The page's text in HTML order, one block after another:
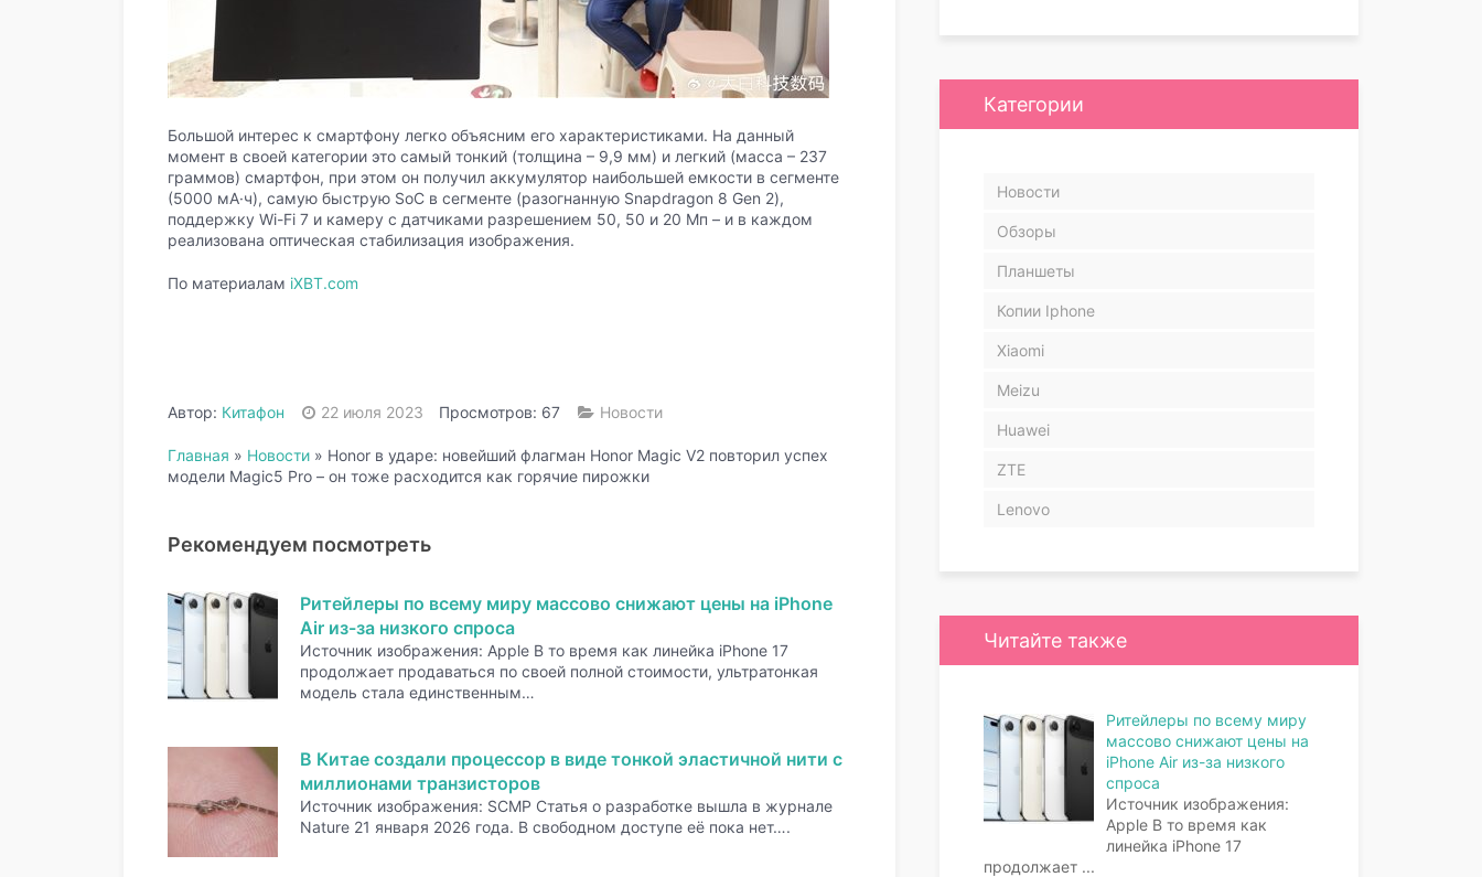
Большой интерес к смартфону легко объясним его характеристиками. На данный
момент в своей категории это самый тонкий (толщина – 9,9 мм) и легкий (масса – 237
граммов) смартфон, при этом он получил аккумулятор наибольшей емкости в сегменте
(5000 мА·ч), самую быструю SoC в сегменте (разогнанную Snapdragon 8 Gen 2),
поддержку Wi-Fi 7 и камеру с датчиками разрешением 50, 50 и 20 Мп – и в каждом
реализована оптическая стабилизация изображения.
По материалам iXBT.com
Автор: Китафон 22 июля 2023 Просмотров: 67 Новости
Главная » Новости » Honor в ударе: новейший флагман Honor Magic V2 повторил успех
модели Magic5 Pro – он тоже расходится как горячие пирожки
Рекомендуем посмотреть
Ритейлеры по всему миру массово снижают цены на iPhone
Air из-за низкого спроса
Источник изображения: Apple В то время как линейка iPhone 17
продолжает продаваться по своей полной стоимости, ультратонкая
модель стала единственным…
В Китае создали процессор в виде тонкой эластичной нити с
миллионами транзисторов
Источник изображения: SCMP Статья о разработке вышла в журнале
Nature 21 января 2026 года. В свободном доступе её пока нет….
Категории
Новости
Обзоры
Планшеты
Копии Iphone
Xiaomi
Meizu
Huawei
ZTE
Lenovo
Читайте также
Ритейлеры по всему миру
массово снижают цены на
iPhone Air из-за низкого
спроса
Источник изображения:
Apple В то время как
линейка iPhone 17
продолжает ...